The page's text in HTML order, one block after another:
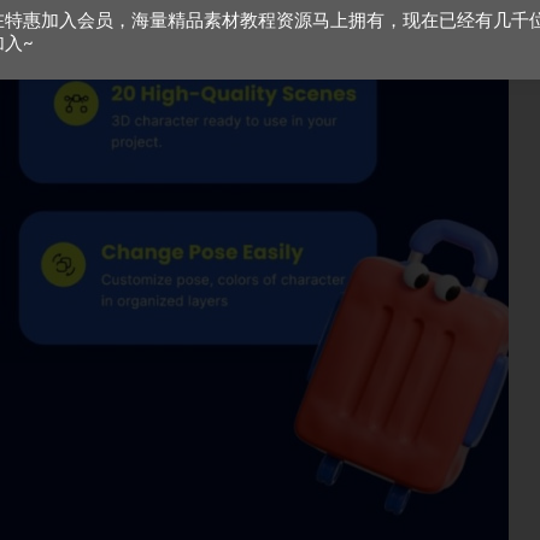
特惠加入会员，海量精品素材教程资源马上拥有，现在已经有几千
入~